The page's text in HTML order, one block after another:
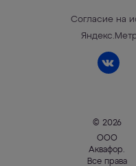
Согласие на
© 2026
ООО
Аквафор.
Все права